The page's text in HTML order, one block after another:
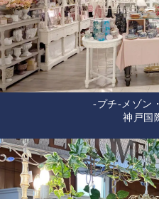
-プチ-メゾン
神戸国